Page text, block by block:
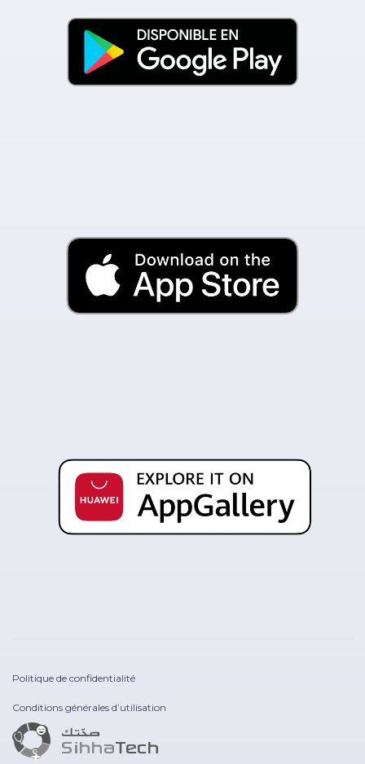
Politique de confidentialité
Conditions générales d’utilisation